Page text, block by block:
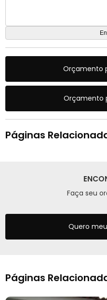
Orçamento
Orçamento
Páginas
Faça seu
Quero
Páginas